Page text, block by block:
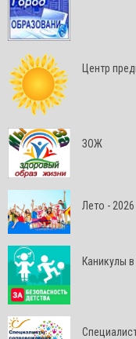
Центр
ЗОЖ
Лето - 2026
Каникулы